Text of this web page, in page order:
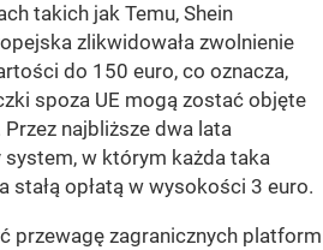
takich jak Temu, Shein
zlikwidowała zwolnienie
do 150 euro, co oznacza,
spoza UE mogą zostać objęte
najbliższe dwa lata
w którym każda taka
stałą opłatą w wysokości 3 euro.
przewagę zagranicznych platform